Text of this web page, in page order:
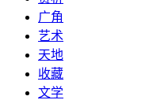
广角
艺术
天地
收藏
文学